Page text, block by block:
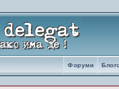
Форуми